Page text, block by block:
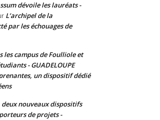
dévoile les lauréats -
L’archipel de la
par les échouages de
les campus de Foulliole et
- GUADELOUPE
un dispositif dédié
nouveaux dispositifs
de projets -